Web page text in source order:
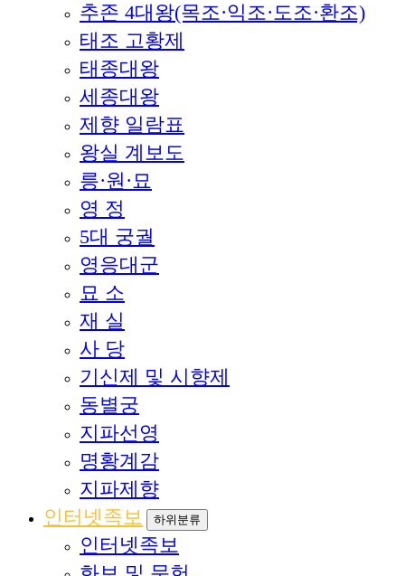
추존 4대왕(목조·익조·도조·환조)
태조 고황제
태종대왕
세종대왕
제향 일람표
왕실 계보도
릉·원·묘
영 정
5대 궁궐
영응대군
묘 소
재 실
사 당
기신제 및 시향제
동별궁
지파선영
명황계감
지파제향
인터넷족보
하위분류
인터넷족보